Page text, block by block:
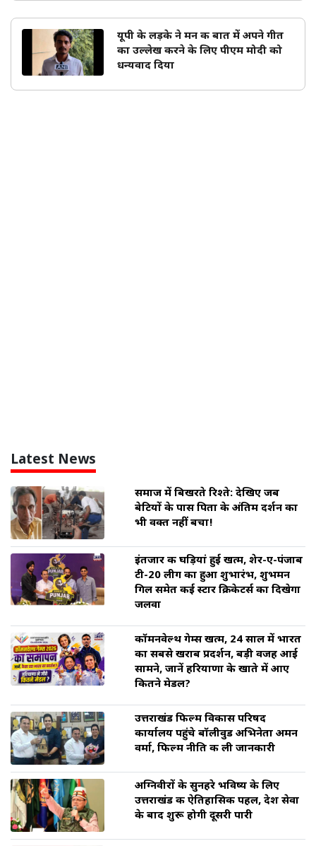
यूपी के लड़के ने मन की बात में अपने गीत
का उल्लेख करने के लिए पीएम मोदी को
धन्यवाद दिया
Latest News
समाज में बिखरते रिश्ते: देखिए जब
बेटियों के पास पिता के अंतिम दर्शन का
भी वक्त नहीं बचा!
इंतजार की घड़ियां हुई खत्म, शेर-ए-पंजाब
टी-20 लीग का हुआ शुभारंभ, शुभमन
गिल समेत कई स्टार क्रिकेटर्स का दिखेगा
जलवा
कॉमनवेल्थ गेम्स खत्म, 24 साल में भारत
का सबसे खराब प्रदर्शन, बड़ी वजह आई
सामने, जानें हरियाणा के खाते में आए
कितने मेडल?
उत्तराखंड फिल्म विकास परिषद
कार्यालय पहुंचे बॉलीवुड अभिनेता अमन
वर्मा, फिल्म नीति की ली जानकारी
अग्निवीरों के सुनहरे भविष्य के लिए
उत्तराखंड की ऐतिहासिक पहल, देश सेवा
के बाद शुरू होगी दूसरी पारी